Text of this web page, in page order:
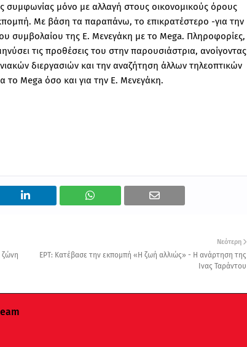
συμφωνίας μόνο με αλλαγή στους οικονομικούς όρους
Με βάση τα παραπάνω, το επικρατέστερο -για την
συμβολαίου της Ε. Μενεγάκη με το Mega. Πληροφορίες,
τις προθέσεις του στην παρουσιάστρια, ανοίγοντας
διεργασιών και την αναζήτηση άλλων τηλεοπτικών
το Mega όσο και για την Ε. Μενεγάκη.
Νεότερη
ΕΡΤ: Κατέβασε την εκπομπή «Η ζωή αλλιώς» - Η ανάρτηση της
Ινας Ταράντου
ζώνη